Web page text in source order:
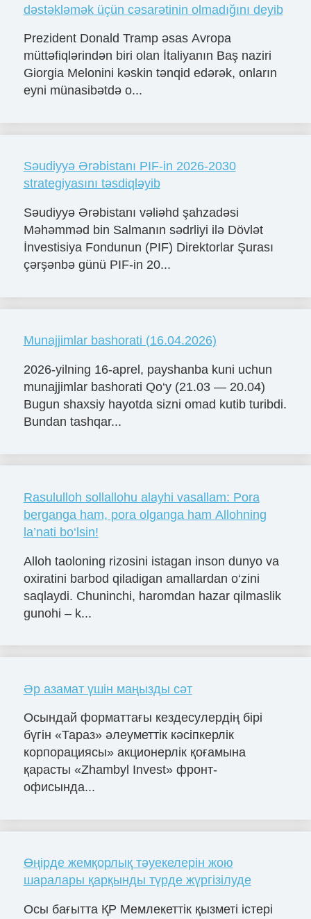
dəstəkləmək üçün cəsarətinin olmadığını deyib
Prezident Donald Tramp əsas Avropa
müttəfiqlərindən biri olan İtaliyanın Baş naziri
Giorgia Melonini kəskin tənqid edərək, onların
eyni münasibətdə o...
Səudiyyə Ərəbistanı PIF-in 2026-2030
strategiyasını təsdiqləyib
Səudiyyə Ərəbistanı vəliəhd şahzadəsi
Məhəmməd bin Salmanın sədrliyi ilə Dövlət
İnvestisiya Fondunun (PIF) Direktorlar Şurası
çərşənbə günü PIF-in 20...
Munajjimlar bashorati (16.04.2026)
2026-yilning 16-aprel, payshanba kuni uchun
munajjimlar bashorati Qo‘y (21.03 — 20.04)
Bugun shaxsiy hayotda sizni omad kutib turibdi.
Bundan tashqar...
Rasululloh sollallohu alayhi vasallam: Pora
berganga ham, pora olganga ham Allohning
la’nati bo‘lsin!
Alloh taoloning rizosini istagan inson dunyo va
oxiratini barbod qiladigan amallardan o‘zini
saqlaydi. Chuninchi, haromdan hazar qilmaslik
gunohi – k...
Әр азамат үшін маңызды сәт
Осындай форматтағы кездесулердің бірі
бүгін «Тараз» әлеуметтік кәсіпкерлік
корпорациясы» акционерлік қоғамына
қарасты «Zhambyl Invest» фронт-
офисында...
Өңірде жемқорлық тәуекелерін жою
шаралары қарқынды түрде жүргізілуде
Осы бағытта ҚР Мемлекеттік қызметі істері